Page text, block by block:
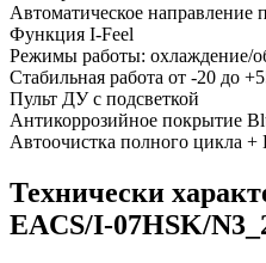
Автоматическое направление
Функция I-Feel
Режимы работы: охлаждение/
Стабильная работа от -20 до
Пульт ДУ с подсветкой
Антикоррозийное покрытие
Автоочистка полного цикла +
Технически
EACS/I-07HSK/